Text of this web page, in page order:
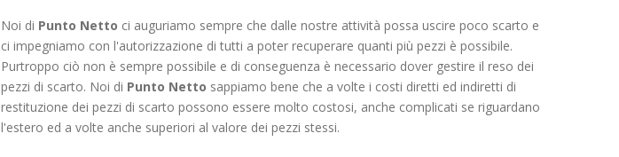
Noi di Punto Netto ci auguriamo sempre che dalle nostre attività possa uscire poco scarto e
ci impegniamo con l'autorizzazione di tutti a poter recuperare quanti più pezzi è possibile.
Purtroppo ciò non è sempre possibile e di conseguenza è necessario dover gestire il reso dei
pezzi di scarto. Noi di Punto Netto sappiamo bene che a volte i costi diretti ed indiretti di
restituzione dei pezzi di scarto possono essere molto costosi, anche complicati se riguardano
l'estero ed a volte anche superiori al valore dei pezzi stessi.